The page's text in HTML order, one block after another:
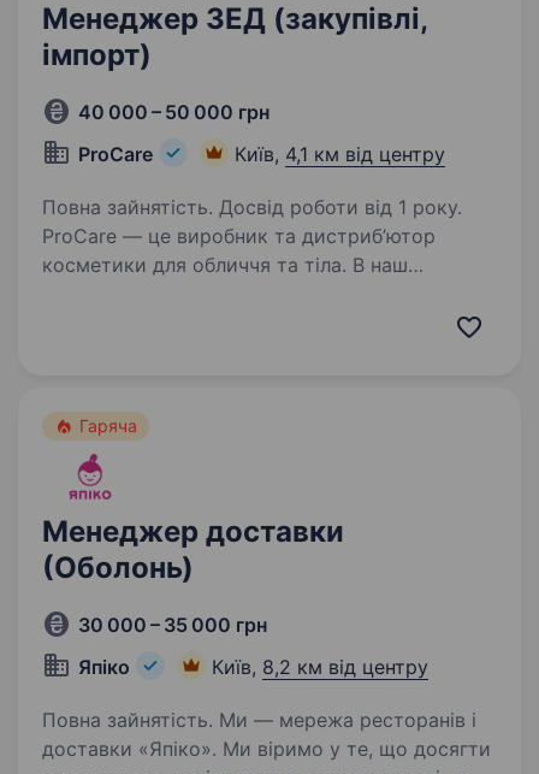
Менеджер ЗЕД (закупівлі,
імпорт)
40 000 – 50 000 грн
ProCare
Київ, 4,1 км від центру
Повна зайнятість. Досвід роботи від 1 року.
ProCare — це виробник та дистриб’ютор
косметики для обличчя та тіла. В наш
Гаряча
Менеджер доставки
(Оболонь)
30 000 – 35 000 грн
Япіко
Київ, 8,2 км від центру
Повна зайнятість. Ми — мережа ресторанів і
доставки «Япіко». Ми віримо у те, що досягти